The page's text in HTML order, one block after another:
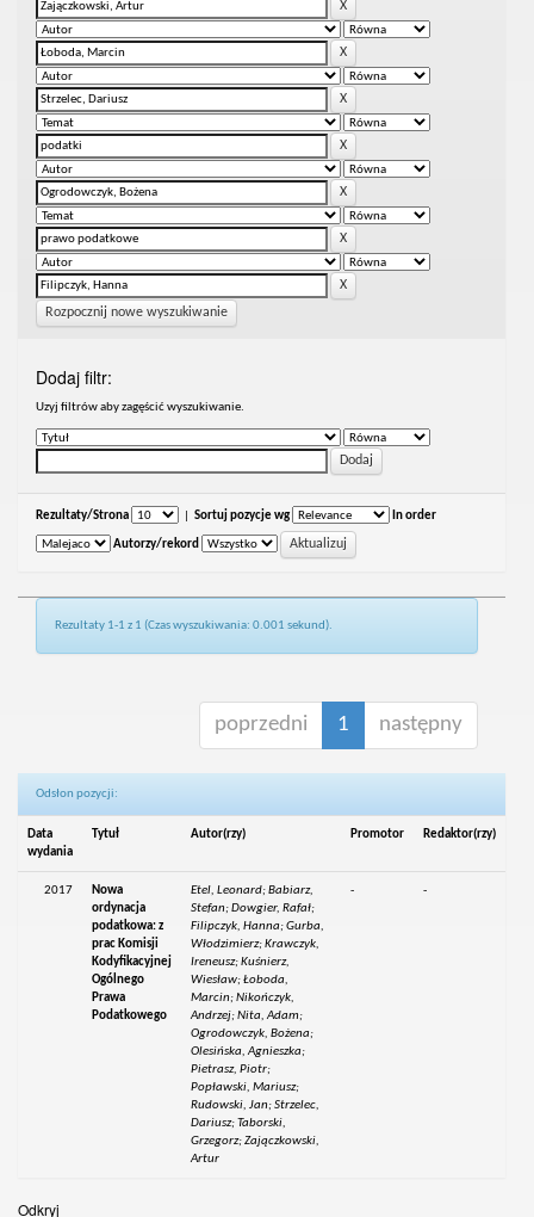
Rozpocznij nowe wyszukiwanie
Dodaj filtr:
Uzyj filtrów aby zagęścić wyszukiwanie.
Rezultaty/Strona Sortuj pozycje wg In order
Autorzy/rekord
Rezultaty 1-1 z 1 (Czas wyszukiwania: 0.001 sekund).
poprzedni 1 następny
Odsłon pozycji:
Data
wydania
Tytuł Autor(rzy) Promotor Redaktor(rzy)
2017
Nowa
ordynacja
podatkowa: z
prac Komisji
Kodyfikacyjnej
Ogólnego
Prawa
Podatkowego
Etel, Leonard; Babiarz,
Stefan; Dowgier, Rafał;
Filipczyk, Hanna; Gurba,
Włodzimierz; Krawczyk,
Ireneusz; Kuśnierz,
Wiesław; Łoboda,
Marcin; Nikończyk,
Andrzej; Nita, Adam;
Ogrodowczyk, Bożena;
Olesińska, Agnieszka;
Pietrasz, Piotr;
Popławski, Mariusz;
Rudowski, Jan; Strzelec,
Dariusz; Taborski,
Grzegorz; Zajączkowski,
Artur
- -
Odkryj